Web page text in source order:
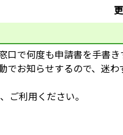
で何度も申請書を手書き
お知らせするので、迷わ
ご利用ください。